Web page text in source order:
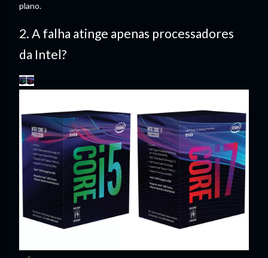
plano.
2. A falha atinge apenas processadores
da Intel?